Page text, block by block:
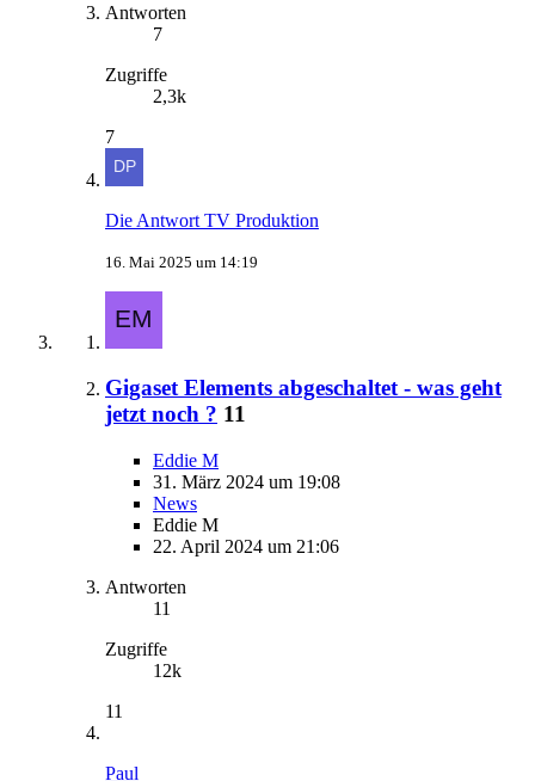
Antworten
7
Zugriffe
2,3k
7
Die Antwort TV Produktion
16. Mai 2025 um 14:19
Gigaset Elements abgeschaltet - was geht
jetzt noch ? 11
Eddie M
31. März 2024 um 19:08
News
Eddie M
22. April 2024 um 21:06
Antworten
11
Zugriffe
12k
11
Paul